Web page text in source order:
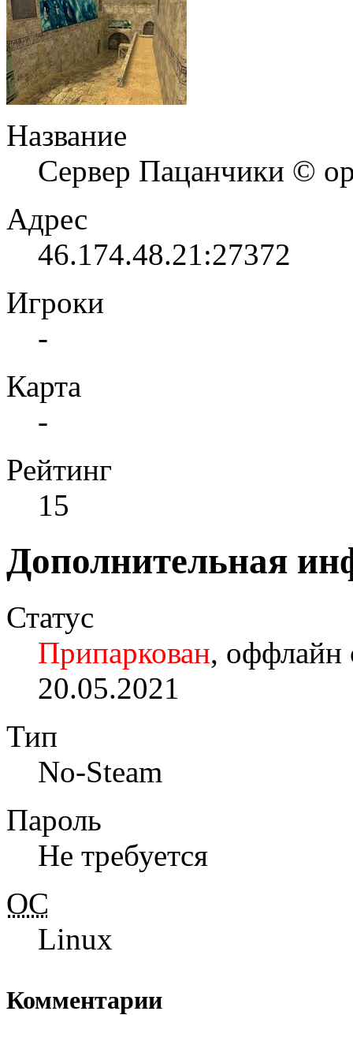
Название
Сервер Пацанчики ©
Адрес
46.174.48.21:27372
Игроки
-
Карта
-
Рейтинг
15
Дополнительная
Статус
Припаркован, оффлайн
20.05.2021
Тип
No-Steam
Пароль
Не требуется
ОС
Linux
Комментарии